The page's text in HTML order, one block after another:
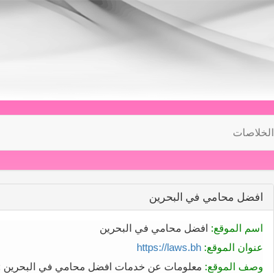
الخلاصات
افضل محامي في البحرين
اسم الموقع: افضل محامي في البحرين
عنوان الموقع: https://laws.bh
وصف الموقع: معلومات عن خدمات افضل محامي في البحرين :